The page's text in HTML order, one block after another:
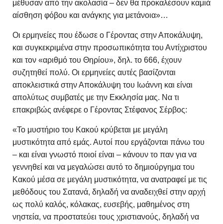
μέθυσαν από την ακολασία – δεν θα προκαλέσουν καμιά
αίσθηση φόβου και ανάγκης για μετάνοια»…
Οι ερμηνείες που έδωσε ο Γέροντας στην Αποκάλυψη,
και συγκεκριμένα στην προσωπικότητα του Αντίχριστου
και τον «αριθμό του Θηρίου», δηλ. το 666, έχουν
συζητηθεί πολύ. Οι ερμηνείες αυτές βασίζονται
αποκλειστικά στην Αποκάλυψη του Ιωάννη και είναι
απολύτως συμβατές με την Εκκλησία μας. Να τι
επακριβώς ανέφερε ο Γέροντας Στέφανος Σέρβος:
«Το μυστήριο του Κακού κρύβεται με μεγάλη
μυστικότητα από εμάς. Αυτοί που εργάζονται πάνω του
– και είναι γνωστό ποιοί είναι – κάνουν το παν για να
γεννηθεί και να μεγαλώσει αυτό το δημιούργημα του
Κακού μέσα σε μεγάλη μυστικότητα, να ανατραφεί με τις
μεθόδους του Σατανά, δηλαδή να αναδειχθεί στην αρχή
ως πολύ καλός, κόλακας, ευσεβής, μαθημένος στη
νηστεία, να προστατεύει τους χριστιανούς, δηλαδή να